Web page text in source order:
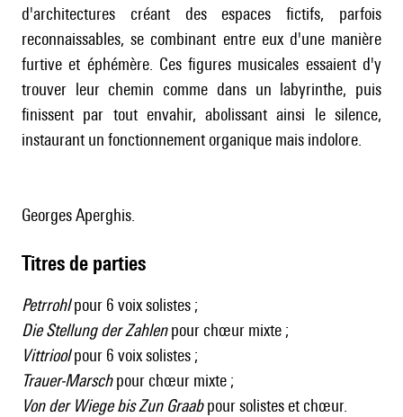
d'architectures créant des espaces fictifs, parfois
reconnaissables, se combinant entre eux d'une manière
furtive et éphémère. Ces figures musicales essaient d'y
trouver leur chemin comme dans un labyrinthe, puis
finissent par tout envahir, abolissant ainsi le silence,
instaurant un fonctionnement organique mais indolore.
Georges Aperghis.
Titres de parties
Petrrohlpour 6 voix solistes ;
Die Stellung der Zahlenpour chœur mixte ;
Vittrioolpour 6 voix solistes ;
Trauer-Marschpour chœur mixte ;
Von der Wiege bis Zun Graabpour solistes et chœur.